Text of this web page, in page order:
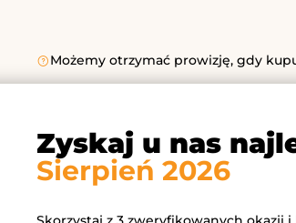
Możemy otrzymać prowizję, gdy
Zyskaj u nas
Sierpień 2026